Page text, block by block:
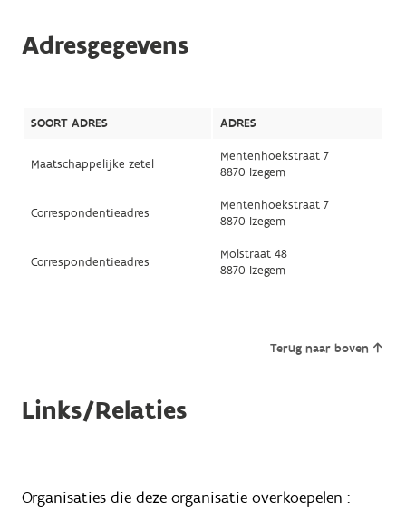
Adresgegevens
SOORT ADRES ADRES
Maatschappelijke zetel
Mentenhoekstraat 7
8870 Izegem
Correspondentieadres
Mentenhoekstraat 7
8870 Izegem
Correspondentieadres
Molstraat 48
8870 Izegem
Terug naar boven
Links/Relaties
Organisaties die deze organisatie overkoepelen :